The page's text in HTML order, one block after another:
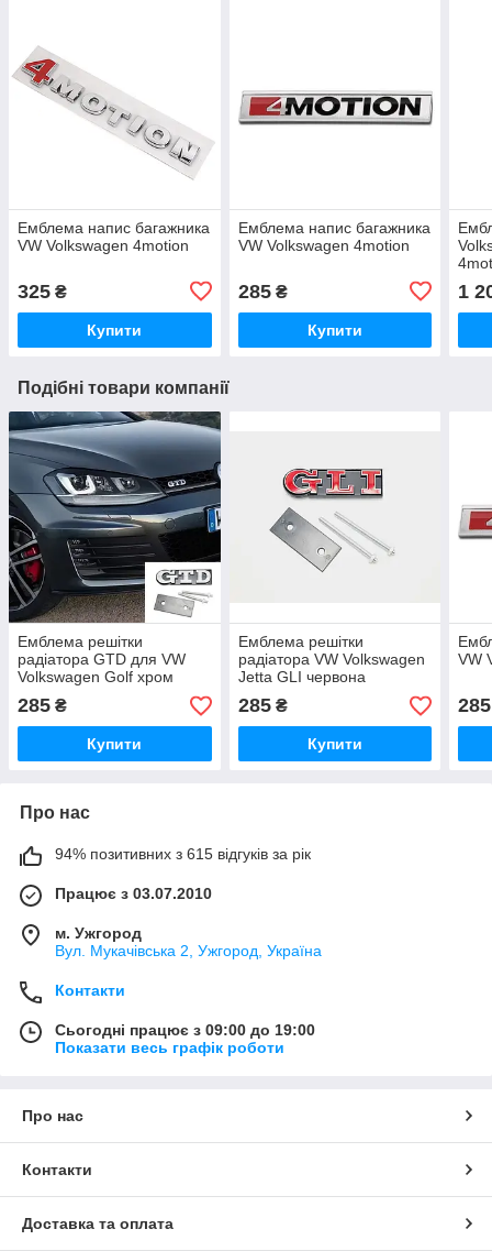
Емблема напис багажника
VW Volkswagen 4motion
325 ₴
Купити
Емблема напис багажника
VW Volkswagen 4motion
285₴
Купити
1
Подібні товари компанії
Емблема решітки
радіатора GTD для VW
Volkswagen Golf хром
285 ₴
Купити
Емблема решітки
радіатора VW Volkswagen
Jetta GLI червона
285₴
Купити
VW
285
Про нас
94% позитивних з 615 відгуків за рік
Працює з 03.07.2010
м. Ужгород
Вул. Мукачівська 2, Ужгород, Україна
Контакти
Сьогодні працює з 09:00 до 19:00
Показати весь графік роботи
Про нас
Контакти
Доставка та оплата